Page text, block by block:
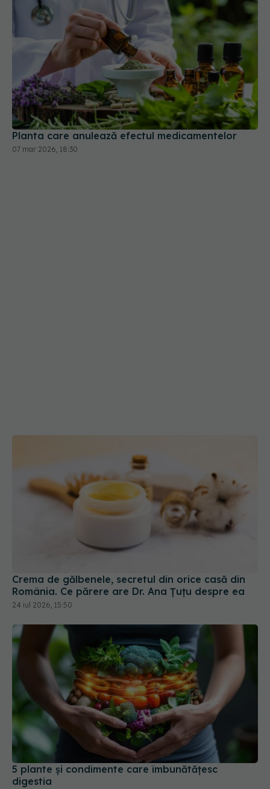
Planta care anulează efectul medicamentelor
07 mar 2026, 18:30
Crema de gălbenele, secretul din orice casă din
România. Ce părere are Dr. Ana Țuțu despre ea
24 iul 2026, 15:50
5 plante și condimente care îmbunătățesc
digestia